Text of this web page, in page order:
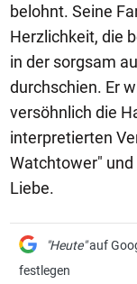
belohnt. Seine
Herzlichkeit, die
in der sorgsam
durchschien. Er
versöhnlich die
interpretierten
Watchtower" und
Liebe.
"Heute"auf
festlegen